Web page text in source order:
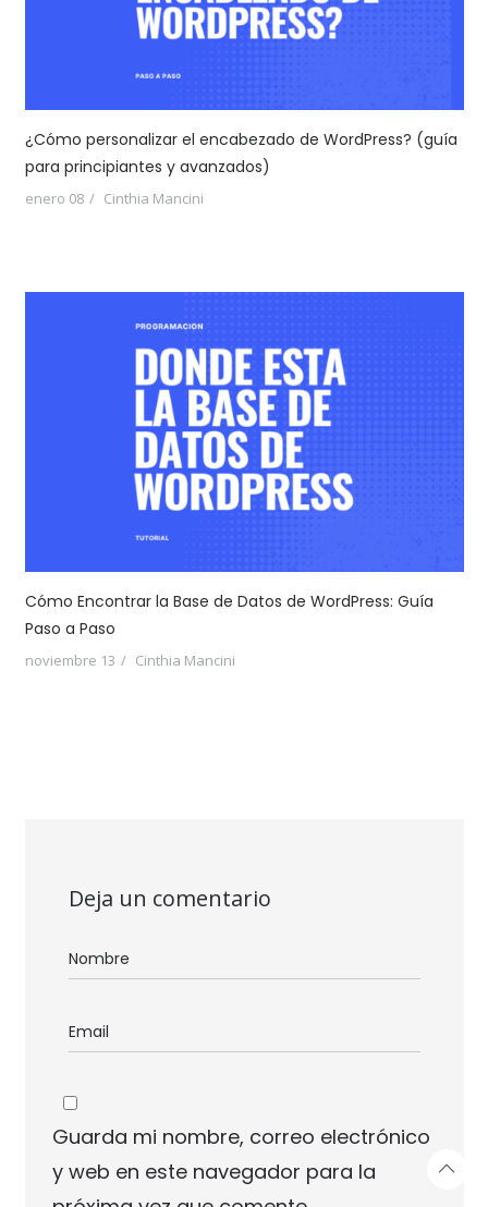
¿Cómo personalizar el encabezado de WordPress? (guía
para principiantes y avanzados)
enero 08 Cinthia Mancini
Cómo Encontrar la Base de Datos de WordPress: Guía
Paso a Paso
noviembre 13 Cinthia Mancini
Deja un comentario
Guarda mi nombre, correo electrónico
y web en este navegador para la